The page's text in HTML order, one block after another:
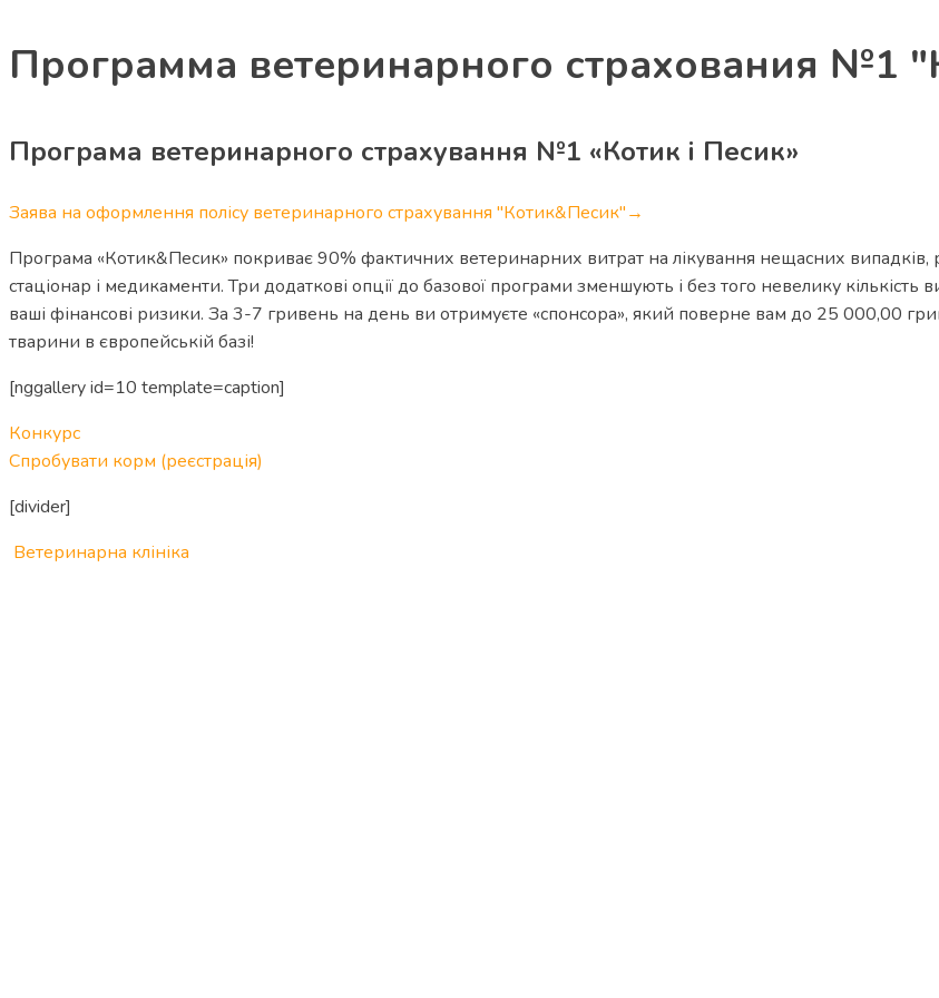
Программа ветеринарного страхования №1
Програма ветеринарного страхування №1 «Котик і Песик»
Заява на оформлення полісу ветеринарного страхування "Котик&Песик"→
Програма «Котик&Песик» покриває 90% фактичних ветеринарних витрат на лікування нещасних випадків,
стаціонар і медикаменти. Три додаткові опції до базової програми зменшують і без того невелику
ваші фінансові ризики. За 3-7 гривень на день ви отримуєте «спонсора», який поверне вам до 25 000,00
тварини в європейській базі!
[nggallery id=10 template=caption]
Конкурс
Спробувати корм (реєстрація)
[divider]
Ветеринарна клініка